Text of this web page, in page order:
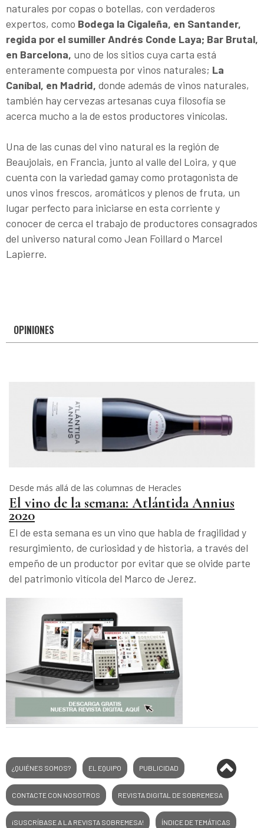
naturales por copas o botellas, con verdaderos
expertos, como Bodega la Cigaleña, en Santander,
regida por el sumiller Andrés Conde Laya; Bar Brutal,
en Barcelona, uno de los sitios cuya carta está
enteramente compuesta por vinos naturales; La
Caníbal, en Madrid, donde además de vinos naturales,
también hay cervezas artesanas cuya filosofía se
acerca mucho a la de estos productores vinícolas.
Una de las cunas del vino natural es la región de
Beaujolais, en Francia, junto al valle del Loira, y que
cuenta con la variedad gamay como protagonista de
unos vinos frescos, aromáticos y plenos de fruta, un
lugar perfecto para iniciarse en esta corriente y
conocer de cerca el trabajo de productores consagrados
del universo natural como Jean Foillard o Marcel
Lapierre.
OPINIONES
Desde más allá de las columnas de Heracles
El vino de la semana: Atlántida Annius
2020
El de esta semana es un vino que habla de fragilidad y
resurgimiento, de curiosidad y de historia, a través del
empeño de un productor por evitar que se olvide parte
del patrimonio vitícola del Marco de Jerez.
¿QUIÉNES SOMOS? EL EQUIPO PUBLICIDAD
CONTACTE CON NOSOTROS REVISTA DIGITAL DE SOBREMESA
¡SUSCRÍBASE A LA REVISTA SOBREMESA! ÍNDICE DE TEMÁTICAS